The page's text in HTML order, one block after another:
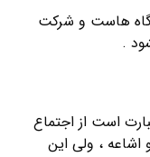
هاست و شرکت
.
است از اجتماع
، ولی این